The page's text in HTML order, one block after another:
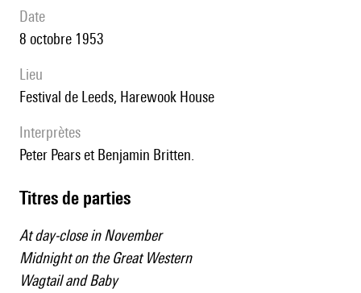
date
8 octobre 1953
lieu
Festival de Leeds, Harewook House
interprètes
Peter Pears et Benjamin Britten.
Titres de parties
At day-close in November
Midnight on the Great Western
Wagtail and Baby